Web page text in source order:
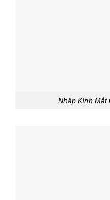
Nhập Kính Mắt